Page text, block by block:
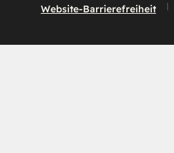
Website-Barrierefreiheit